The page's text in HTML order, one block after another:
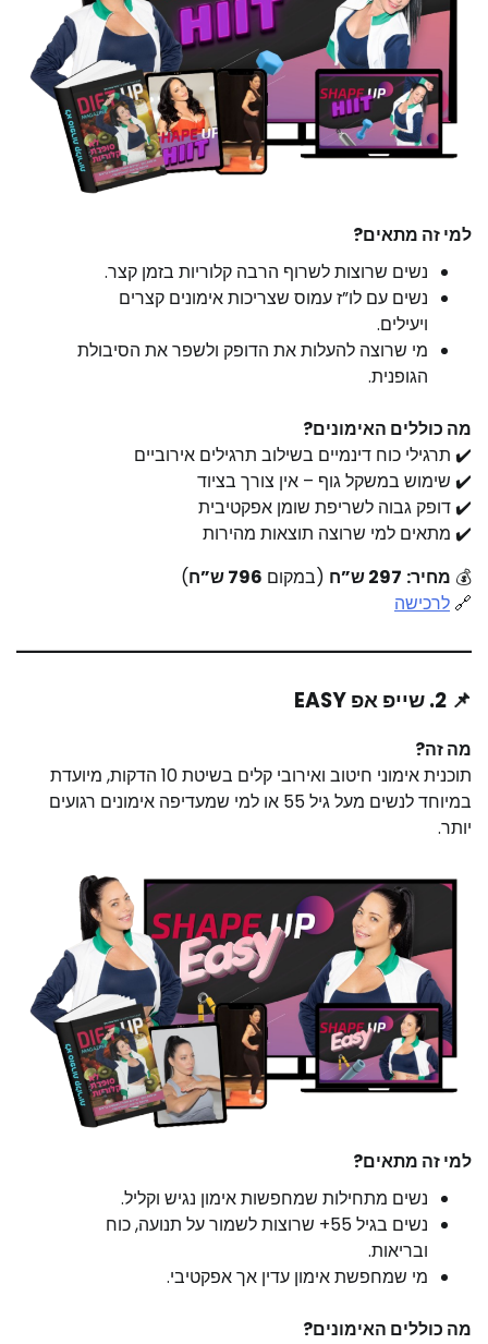
למי זה מתאים?
נשים שרוצות לשרוף הרבה קלוריות בזמן קצר.
נשים עם לו”ז עמוס שצריכות אימונים קצרים
ויעילים.
מי שרוצה להעלות את הדופק ולשפר את הסיבולת
הגופנית.
מה כוללים האימונים?
✔️ תרגילי כוח דינמיים בשילוב תרגילים אירוביים
✔️ שימוש במשקל גוף – אין צורך בציוד
✔️ דופק גבוה לשריפת שומן אפקטיבית
✔️ מתאים למי שרוצה תוצאות מהירות
💰 מחיר: 297 ש”ח (במקום 796 ש”ח
)
🔗 לרכישה
📌 2. שייפ אפ EASY
מה זה?
תוכנית אימוני חיטוב ואירובי קלים בשיטת 10 הדקות, מיועדת
במיוחד לנשים מעל גיל 55 או למי שמעדיפה אימונים רגועים
יותר.
למי זה מתאים?
נשים מתחילות שמחפשות אימון נגיש וקליל.
נשים בגיל 55+ שרוצות לשמור על תנועה, כוח
ובריאות.
מי שמחפשת אימון עדין אך אפקטיבי.
מה כוללים האימונים?